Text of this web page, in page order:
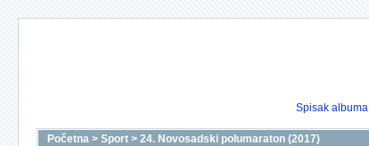
Spisak albuma
Početna > Sport > 24. Novosadski polumaraton (2017)